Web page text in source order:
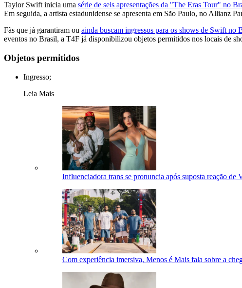
Taylor Swift inicia uma série de seis apresentações da "The Eras Tour" no
Em seguida, a artista estadunidense se apresenta em São Paulo, no Allianz
Fãs que já garantiram ou ainda buscam ingressos para os shows de Swift no
eventos no Brasil, a T4F já disponibilizou objetos permitidos nos locais de
Objetos permitidos
Ingresso;
Leia Mais
Influenciadora trans se pronuncia após suposta reação de
Com experiência imersiva, Menos é Mais fala sobre a